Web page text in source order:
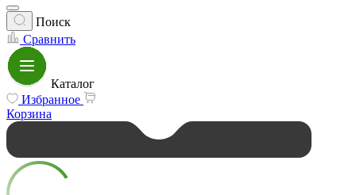
Поиск
Сравнить
Каталог
Избранное
Корзина